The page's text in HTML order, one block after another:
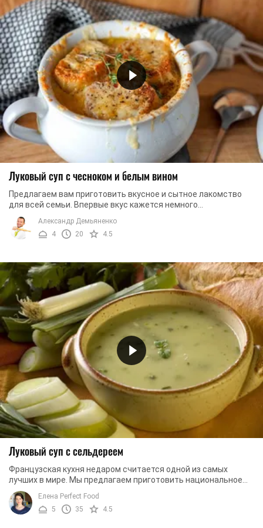
Луковый суп с чесноком и белым вином
Предлагаем вам приготовить вкусное и сытное лакомство
для всей семьи. Впервые вкус кажется немного
экзотическим, однако стоит лишь распробовать ...
Александр Демьяненко
4
20 4.5
Луковый суп с сельдереем
Французская кухня недаром считается одной из самых
лучших в мире. Мы предлагаем приготовить национальное
блюдо – луковый суп с сельдереем. Это очень ...
Елена Perfect Food
5
35 4.5